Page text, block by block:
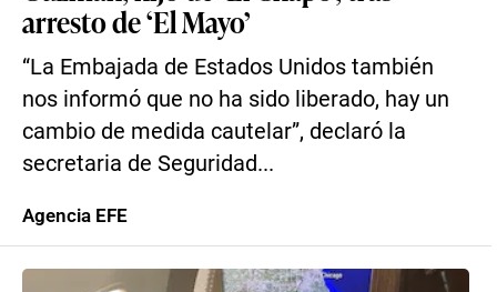
arresto de ‘El Mayo’
“La Embajada de Estados Unidos también
nos informó que no ha sido liberado, hay un
cambio de medida cautelar”, declaró la
secretaria de Seguridad...
Agencia EFE